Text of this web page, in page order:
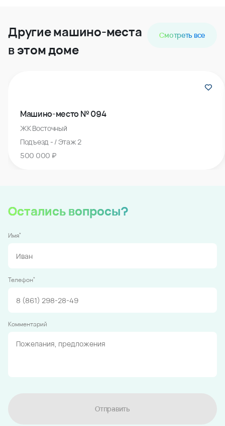
Другие машино-места
в этом доме
Смотреть все
Машино-место № 094
ЖК Восточный
Подъезд - / Этаж 2
500 000 ₽
Остались вопросы?
Имя*
Телефон*
Комментарий
Отправить